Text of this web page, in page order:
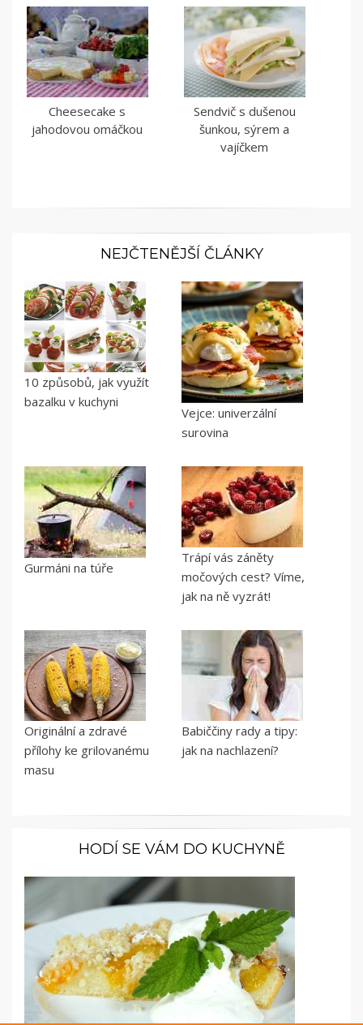
Cheesecake s
jahodovou omáčkou
Sendvič s dušenou
šunkou, sýrem a
vajíčkem
NEJČTENĚJŠÍ ČLÁNKY
10 způsobů, jak využít
bazalku v kuchyni
Vejce: univerzální
surovina
Gurmáni na túře
Trápí vás záněty
močových cest? Víme,
jak na ně vyzrát!
Originální a zdravé
přílohy ke grilovanému
masu
Babiččiny rady a tipy:
jak na nachlazení?
HODÍ SE VÁM DO KUCHYNĚ